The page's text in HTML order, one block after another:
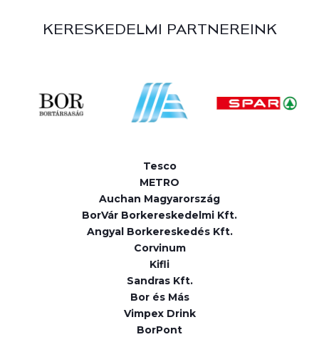
KERESKEDELMI PARTNEREINK
Tesco
METRO
Auchan Magyarország
BorVár Borkereskedelmi Kft.
Angyal Borkereskedés Kft.
Corvinum
Kifli
Sandras Kft.
Bor és Más
Vimpex Drink
BorPont